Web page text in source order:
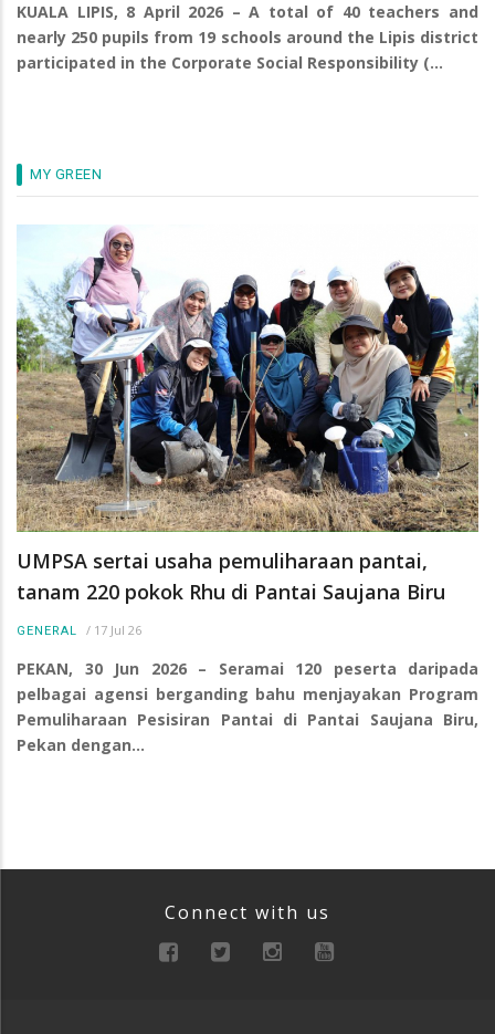
KUALA LIPIS, 8 April 2026 – A total of 40 teachers and
nearly 250 pupils from 19 schools around the Lipis district
participated in the Corporate Social Responsibility (…
MY GREEN
UMPSA sertai usaha pemuliharaan pantai,
tanam 220 pokok Rhu di Pantai Saujana Biru
GENERAL / 17 Jul 26
PEKAN, 30 Jun 2026 – Seramai 120 peserta daripada
pelbagai agensi berganding bahu menjayakan Program
Pemuliharaan Pesisiran Pantai di Pantai Saujana Biru,
Pekan dengan…
Connect with us